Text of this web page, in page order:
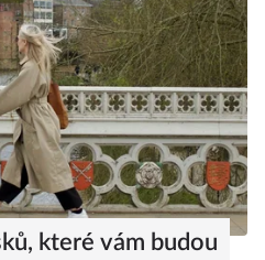
které vám budou